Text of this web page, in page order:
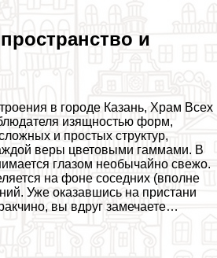
и
в городе Казань, Храм Всех
изящностью форм,
и простых структур,
веры цветовыми гаммами. В
глазом необычайно свежо.
на фоне соседних (вполне
Уже оказавшись на пристани
вы вдруг замечаете…